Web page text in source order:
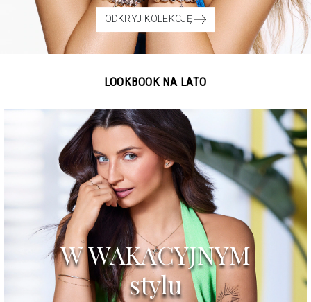
ODKRYJ KOLEKCJĘ
LOOKBOOK NA LATO
W WAKACYJNYM
stylu